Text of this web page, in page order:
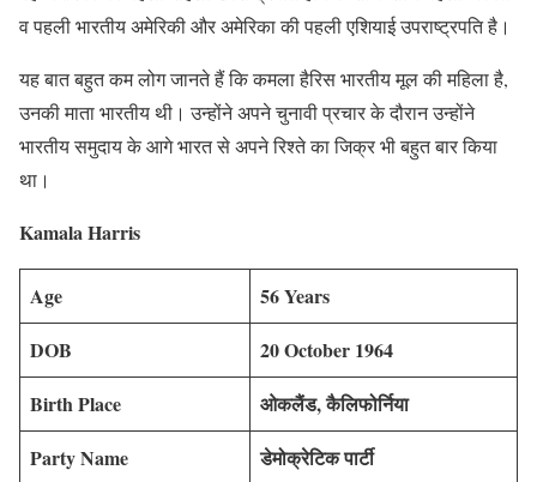
व पहली भारतीय अमेरिकी और अमेरिका की पहली एशियाई उपराष्ट्रपति है।
यह बात बहुत कम लोग जानते हैं कि कमला हैरिस भारतीय मूल की महिला है,
उनकी माता भारतीय थी। उन्होंने अपने चुनावी प्रचार के दौरान उन्होंने
भारतीय समुदाय के आगे भारत से अपने रिश्ते का जिक्र भी बहुत बार किया
था।
Kamala Harris
Age
56 Years
DOB
20 October 1964
Birth Place
ओकलैंड, कैलिफोर्निया
PartyName
डेमोक्रेटिक पार्टी